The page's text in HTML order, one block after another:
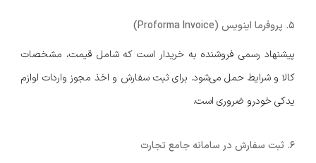
5. پروفرما اینویس (Proforma Invoice)
پیشنهاد رسمی فروشنده به خریدار است که شامل قیمت، مشخصات
کالا و شرایط حمل می‌شود. برای ثبت سفارش و اخذ مجوز واردات لوازم
یدکی خودرو ضروری است.
6. ثبت سفارش در سامانه جامع تجارت